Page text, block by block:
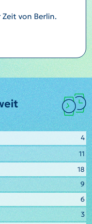
von Berlin.
4
11
18
9
6
3